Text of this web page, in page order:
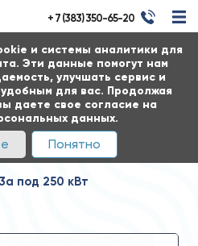
и системы аналитики для
Эти данные помогут нам
улучшать сервис и
для вас. Продолжая
даете свое согласие на
данных.
Понятно
+ 7 (383) 350-65-20
под 250 кВт